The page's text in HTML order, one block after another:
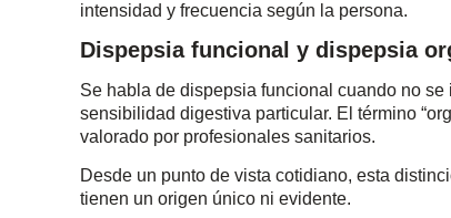
intensidad y frecuencia según la persona.
Dispepsia funcional y dispepsia
Se habla de dispepsia funcional cuando no
sensibilidad digestiva particular. El término
valorado por profesionales sanitarios.
Desde un punto de vista cotidiano, esta
tienen un origen único ni evidente.